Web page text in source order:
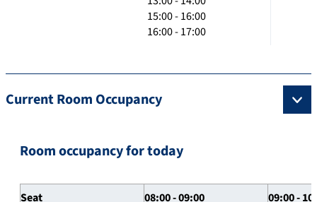
15:00 - 16:00
16:00 - 17:00
Current Room Occupancy
Room occupancy for today
Seat 08:00 - 09:00 09:00 -